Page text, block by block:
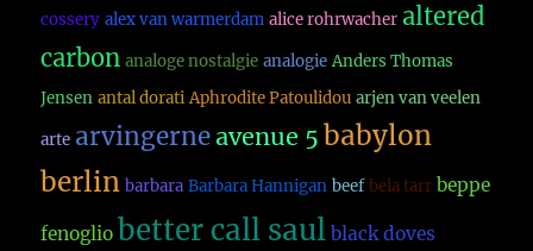
cossery alex van warmerdam alice rohrwacher altered
carbon analoge nostalgie analogie Anders Thomas
Jensen antal dorati Aphrodite Patoulidou arjen van veelen
arte arvingerne avenue 5 babylon
berlin barbara Barbara Hannigan beef bela tarr beppe
fenoglio better call saul black doves